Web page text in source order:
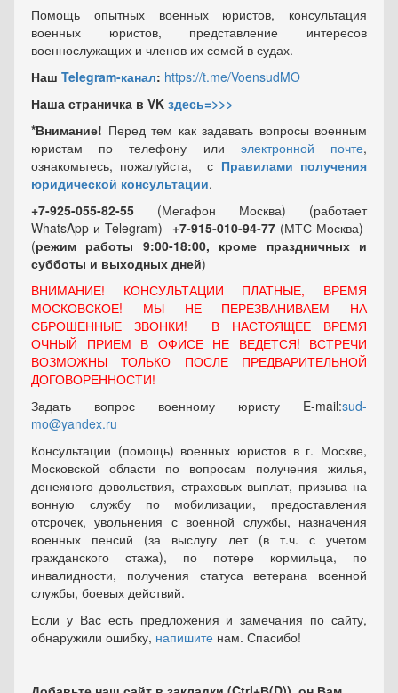
Помощь опытных военных юристов, консультация
военных юристов, представление интересов
военнослужащих и членов их семей в судах.
Наш Telegram-канал: https://t.me/VoensudMO
Наша страничка в VK здесь=>>>
*Внимание! Перед тем как задавать вопросы военным
юристам по телефону или электронной почте,
ознакомьтесь, пожалуйста, с Правилами получения
юридической консультации.
+7-925-055-82-55 (Мегафон Москва) (работает
WhatsApp и Telegram) +7-915-010-94-77 (МТС Москва)
(режим работы 9:00-18:00, кроме праздничных и
субботы и выходных дней)
ВНИМАНИЕ! КОНСУЛЬТАЦИИ ПЛАТНЫЕ, ВРЕМЯ
МОСКОВСКОЕ! МЫ НЕ ПЕРЕЗВАНИВАЕМ НА
СБРОШЕННЫЕ ЗВОНКИ! В НАСТОЯЩЕЕ ВРЕМЯ
ОЧНЫЙ ПРИЕМ В ОФИСЕ НЕ ВЕДЕТСЯ! ВСТРЕЧИ
ВОЗМОЖНЫ ТОЛЬКО ПОСЛЕ ПРЕДВАРИТЕЛЬНОЙ
ДОГОВОРЕННОСТИ!
Задать вопрос военному юристу E-mail:sud-
mo@yandex.ru
Консультации (помощь) военных юристов в г. Москве,
Московской области по вопросам получения жилья,
денежного довольствия, страховых выплат, призыва на
вонную службу по мобилизации, предоставления
отсрочек, увольнения с военной службы, назначения
военных пенсий (за выслугу лет (в т.ч. с учетом
гражданского стажа), по потере кормильца, по
инвалидности, получения статуса ветерана военной
службы, боевых действий.
Если у Вас есть предложения и замечания по сайту,
обнаружили ошибку, напишите нам. Спасибо!